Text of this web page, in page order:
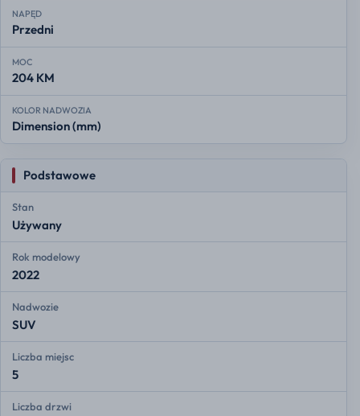
NAPĘD
Przedni
MOC
204 KM
KOLOR NADWOZIA
Dimension (mm)
Podstawowe
Stan
Używany
Rok modelowy
2022
Nadwozie
SUV
Liczba miejsc
5
Liczba drzwi